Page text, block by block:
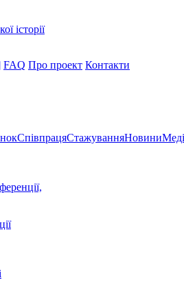
історії
FAQ Про проект Контакти
СпівпрацяСтажуванняНовини